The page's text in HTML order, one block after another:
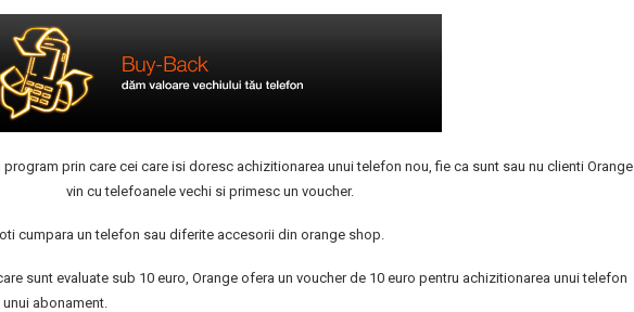
program prin care cei care isi doresc achizitionarea unui telefon nou, fie ca sunt sau nu clienti Orange
vin cu telefoanele vechi si primesc un voucher.
cumpara un telefon sau diferite accesorii din orange shop.
sunt evaluate sub 10 euro, Orange ofera un voucher de 10 euro pentru achizitionarea unui telefon
abonament.